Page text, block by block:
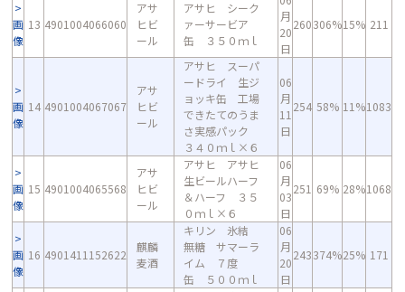
画
像
13 4901004066060
アサ
ヒビ
ール
アサヒ シーク
ァーサービア
缶 ３５０ｍｌ
月
20
日
260306%15% 211
画
像
14 4901004067067
アサ
ヒビ
ール
アサヒ スーパ
ードライ 生ジ
ョッキ缶 工場
できたてのうま
さ実感パック
３４０ｍｌ×６
06
月
11
日
254 58% 11%1083
画
像
15 4901004065568
アサ
ヒビ
ール
アサヒ アサヒ
生ビールハーフ
＆ハーフ ３５
０ｍｌ×６
06
月
03
日
251 69% 28%1068
画
像
16 4901411152622
麒麟
麦酒
キリン 氷結
無糖 サマーラ
イム ７度
缶 ５００ｍｌ
06
月
20
日
243374%25% 171